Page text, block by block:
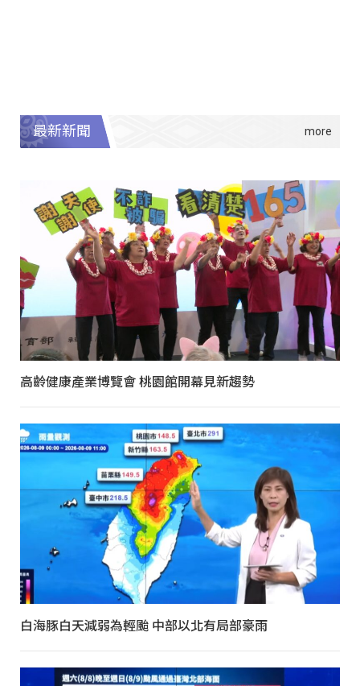
最新新聞
高齡健康產業博覽會 桃園館開幕見新趨勢
白海豚白天減弱為輕颱 中部以北有局部豪雨